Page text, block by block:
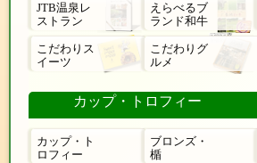
JTB温泉レ
ストラン
えらべるブ
ランド和牛
こだわりス
イーツ
こだわりグ
ルメ
カップ・トロフィー
カップ・ト
ロフィー
ブロンズ・
楯